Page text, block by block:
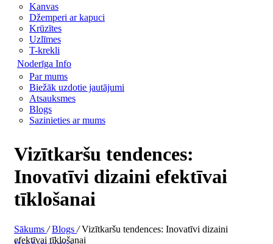
Kanvas
Džemperi ar kapuci
Krūzītes
Uzlīmes
T-krekli
Noderīga Info
Par mums
Biežāk uzdotie jautājumi
Atsauksmes
Blogs
Sazinieties ar mums
Vizītkaršu tendences:
Inovatīvi dizaini efektīvai
tīklošanai
Sākums /Blogs /Vizītkaršu tendences: Inovatīvi dizaini
efektīvai tīklošanai